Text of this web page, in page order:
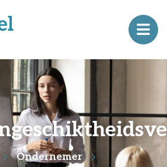
Ondernemer